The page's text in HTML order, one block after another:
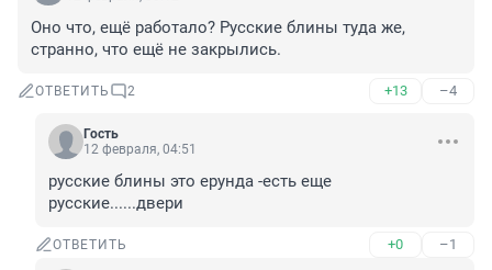
Оно что, ещё работало? Русские блины туда же,
странно, что ещё не закрылись.
ОТВЕТИТЬ 2 +13 –4
Гость
12 февраля, 04:51
русские блины это ерунда -есть еще
русские......двери
ОТВЕТИТЬ +0 –1